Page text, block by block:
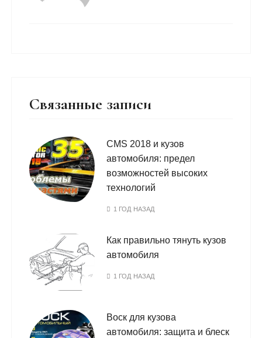
Связанные записи
CMS 2018 и кузов
автомобиля: предел
возможностей высоких
технологий
1 ГОД НАЗАД
Как правильно тянуть кузов
автомобиля
1 ГОД НАЗАД
Воск для кузова
автомобиля: защита и блеск